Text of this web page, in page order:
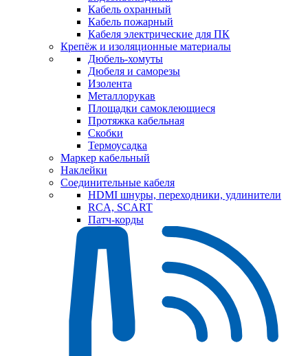
Кабель охранный
Кабель пожарный
Кабеля электрические для ПК
Крепёж и изоляционные материалы
Дюбель-хомуты
Дюбеля и саморезы
Изолента
Металлорукав
Площадки самоклеющиеся
Протяжка кабельная
Скобки
Термоусадка
Маркер кабельный
Наклейки
Соединительные кабеля
HDMI шнуры, переходники, удлинители
RCA, SCART
Патч-корды